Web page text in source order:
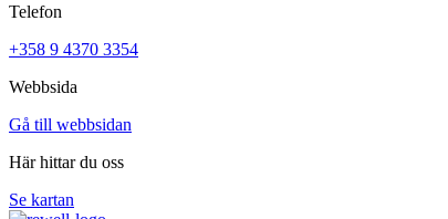
Telefon
+358 9 4370 3354
Webbsida
Gå till webbsidan
Här hittar du oss
Se kartan